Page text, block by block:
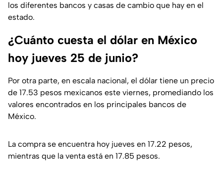
los diferentes bancos y casas de cambio que hay en el
estado.
¿Cuánto cuesta el dólar en México
hoy jueves 25 de junio?
Por otra parte, en escala nacional, el dólar tiene un precio
de 17.53 pesos mexicanos este viernes, promediando los
valores encontrados en los principales bancos de
México.
La compra se encuentra hoy jueves en 17.22 pesos,
mientras que la venta está en 17.85 pesos.